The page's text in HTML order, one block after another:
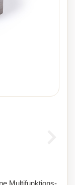
Multifunktions-